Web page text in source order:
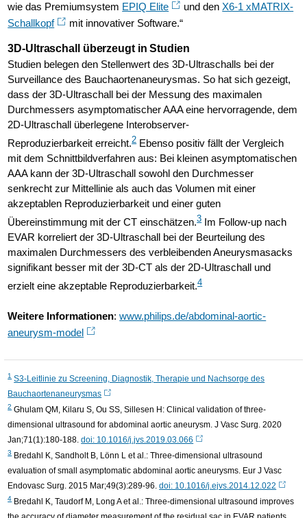
wie das Premiumsystem EPIQ Elite und denX6-1 xMATRIX-
Schallkopf
mit innovativer Software.“
3D-Ultraschall überzeugt in Studien
Studien belegen den Stellenwert des 3D-Ultraschalls bei der
Surveillance des Bauchaortenaneurysmas. So hat sich gezeigt,
dass der 3D-Ultraschall bei der Messung des maximalen
Durchmessers asymptomatischer AAA eine hervorragende, dem
2D-Ultraschall überlegene Interobserver-
Reproduzierbarkeit erreicht.2Ebenso positiv fällt der Vergleich
mit dem Schnittbildverfahren aus: Bei kleinen asymptomatischen
AAA kann der 3D-Ultraschall sowohl den Durchmesser
senkrecht zur Mittellinie als auch das Volumen mit einer
akzeptablen Reproduzierbarkeit und einer guten
Übereinstimmung mit der CT einschätzen.3Im Follow-up nach
EVAR korreliert der 3D-Ultraschall bei der Beurteilung des
maximalen Durchmessers des verbleibenden Aneurysmasacks
signifikant besser mit der 3D-CT als der 2D-Ultraschall und
erzielt eine akzeptable Reproduzierbarkeit.4
Weitere Informationen:www.philips.de/abdominal-aortic-
aneurysm-model
1 S3-Leitlinie zu Screening, Diagnostik, Therapie und Nachsorge des
Bauchaortenaneurysmas
2Ghulam QM, Kilaru S, Ou SS, Sillesen H: Clinical validation of three-
dimensional ultrasound for abdominal aortic aneurysm. J Vasc Surg. 2020
Jan;71(1):180-188.doi: 10.1016/j.jvs.2019.03.066
3Bredahl K, Sandholt B, Lönn L et al.: Three-dimensional ultrasound
evaluation of small asymptomatic abdominal aortic aneurysms. Eur J Vasc
Endovasc Surg. 2015 Mar;49(3):289-96.doi: 10.1016/j.ejvs.2014.12.022
4Bredahl K, Taudorf M, Long A et al.: Three-dimensional ultrasound improves